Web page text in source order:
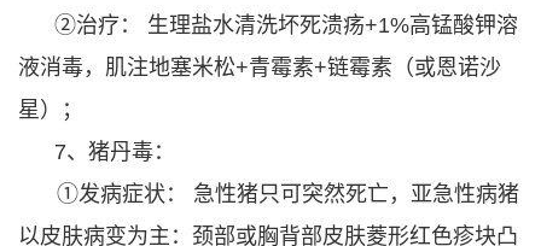
②治疗： 生理盐水清洗坏死溃疡+1%高锰酸钾溶
液消毒，肌注地塞米松+青霉素+链霉素（或恩诺沙
星）；
7、猪丹毒：
①发病症状： 急性猪只可突然死亡，亚急性病猪
以皮肤病变为主：颈部或胸背部皮肤菱形红色疹块凸